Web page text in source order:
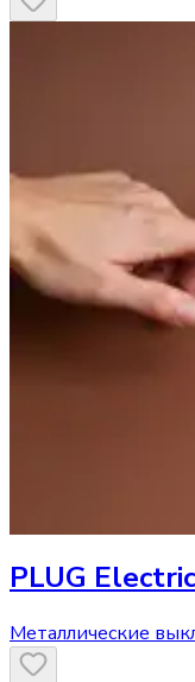
PLUG Electric
Металлические